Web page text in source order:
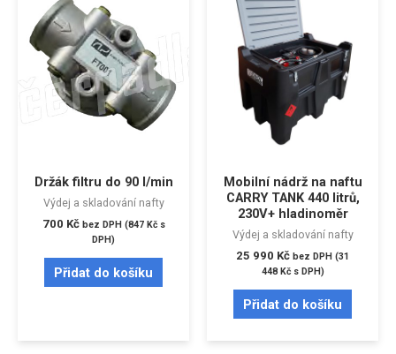
Držák filtru do 90 l/min
Výdej a skladování nafty
700 Kč bez DPH (847 Kčs
DPH)
Přidat do košíku
Mobilní nádrž na naftu
CARRY TANK 440 litrů,
230V+ hladinoměr
Výdej a skladování nafty
25 990 Kč bez DPH (31
448 Kčs DPH)
Přidat do košíku